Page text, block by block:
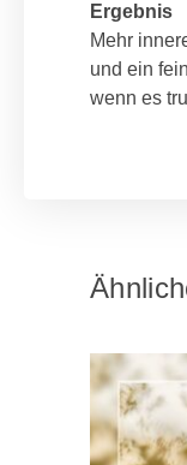
Ergebnis
Mehr
und ein
wenn es